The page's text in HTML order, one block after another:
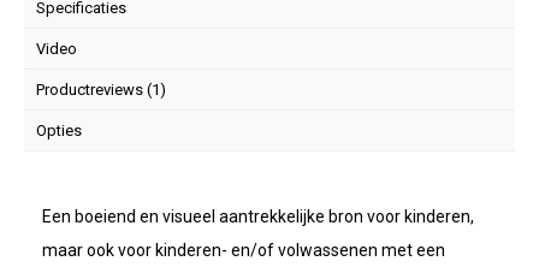
Specificaties
Video
Productreviews (1)
Opties
Een boeiend en visueel aantrekkelijke bron voor kinderen,
maar ook voor kinderen- en/of volwassenen met een